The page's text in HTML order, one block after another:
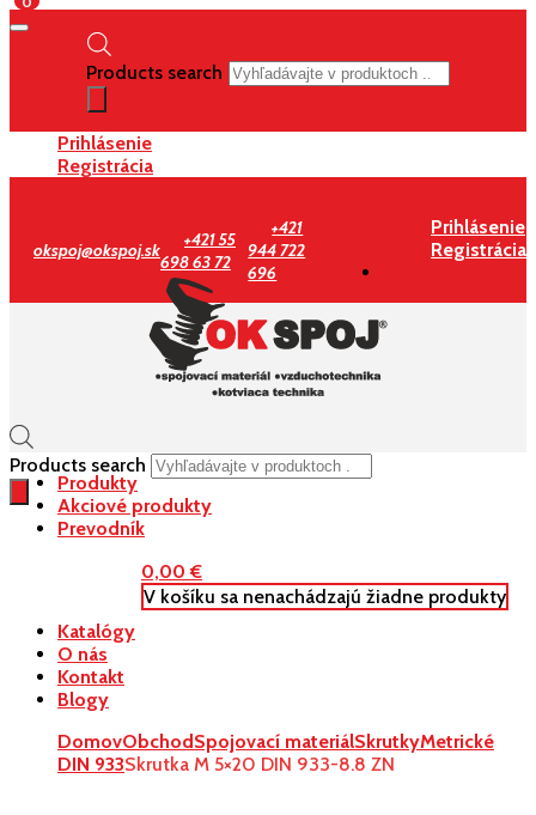
Products search
Prihlásenie
Registrácia
okspoj@okspoj.sk
+421 55
698 63 72
+421
944 722
696
Prihlásenie
Registrácia
Products search
0,00€
V košíku sa nenachádzajú žiadne produkty
Produkty
Akciové produkty
Prevodník
Katalógy
O nás
Kontakt
Blogy
DomovObchodSpojovací materiálSkrutkyMetrické
DIN 933Skrutka M 5×20 DIN 933-8.8 ZN